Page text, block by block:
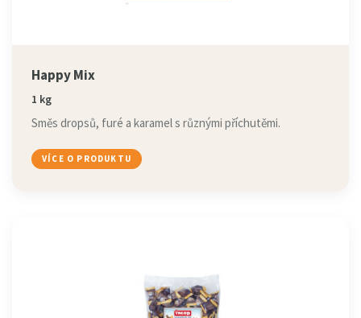
Happy Mix
1 kg
Směs dropsů, furé a karamel s různými příchutěmi.
VÍCE O PRODUKTU